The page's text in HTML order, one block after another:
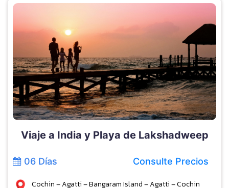
Viaje a India y Playa de Lakshadweep
06 Días Consulte Precios
Cochin – Agatti – Bangaram Island – Agatti – Cochin